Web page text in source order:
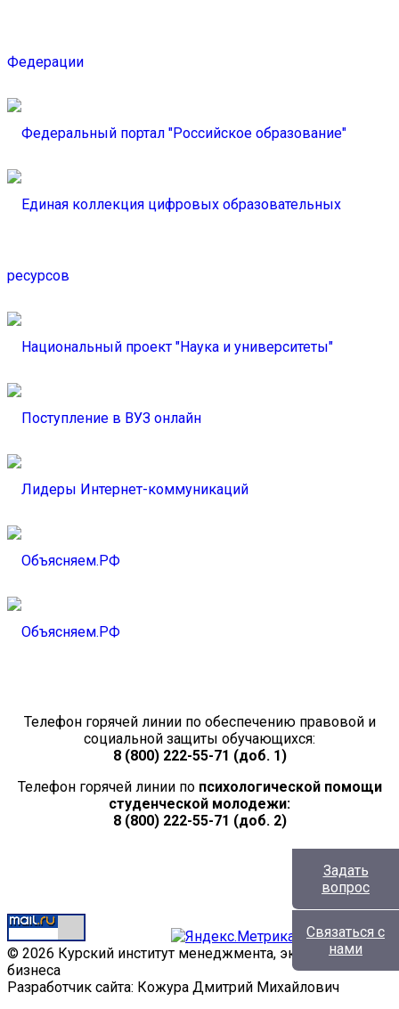
Телефон горячей линии по обеспечению правовой и
социальной защиты обучающихся:
8 (800) 222-55-71 (доб. 1)
Телефон горячей линии попсихологической помощи
студенческой молодежи:
8 (800) 222-55-71 (доб. 2)
© 2026 Курский институт менеджмента, экономики и
бизнеса
Разработчик сайта: Кожура Дмитрий Михайлович
Задать
вопрос
Связаться с
нами